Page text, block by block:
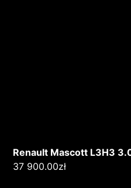
Renault Mascott L3H3
37 900.00zł